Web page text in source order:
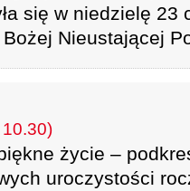
się w niedzielę 23
Nieustającej
życie –
uroczystości